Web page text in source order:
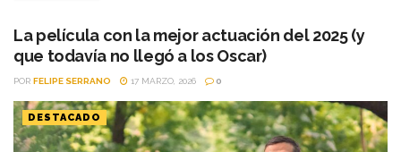
La película con la mejor actuación del 2025 (y
que todavía no llegó a los Oscar)
POR FELIPE SERRANO 17 MARZO, 2026 0
DESTACADO